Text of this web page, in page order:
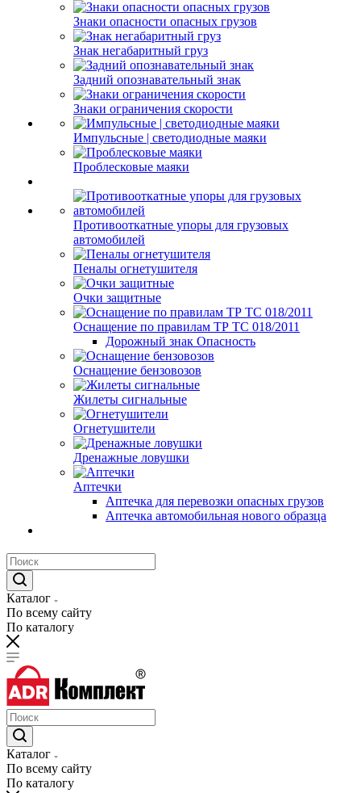
Знаки опасности опасных грузов
Знак негабаритный груз
Задний опознавательный знак
Знаки ограничения скорости
Импульсные | светодиодные маяки
Проблесковые маяки
Противооткатные упоры для грузовых
автомобилей
Пеналы огнетушителя
Очки защитные
Оснащение по правилам ТР ТС 018/2011
Дорожный знак Опасность
Оснащение бензовозов
Жилеты сигнальные
Огнетушители
Дренажные ловушки
Аптечки
Аптечка для перевозки опасных грузов
Аптечка автомобильная нового образца
Каталог
По всему сайту
По каталогу
Каталог
По всему сайту
По каталогу